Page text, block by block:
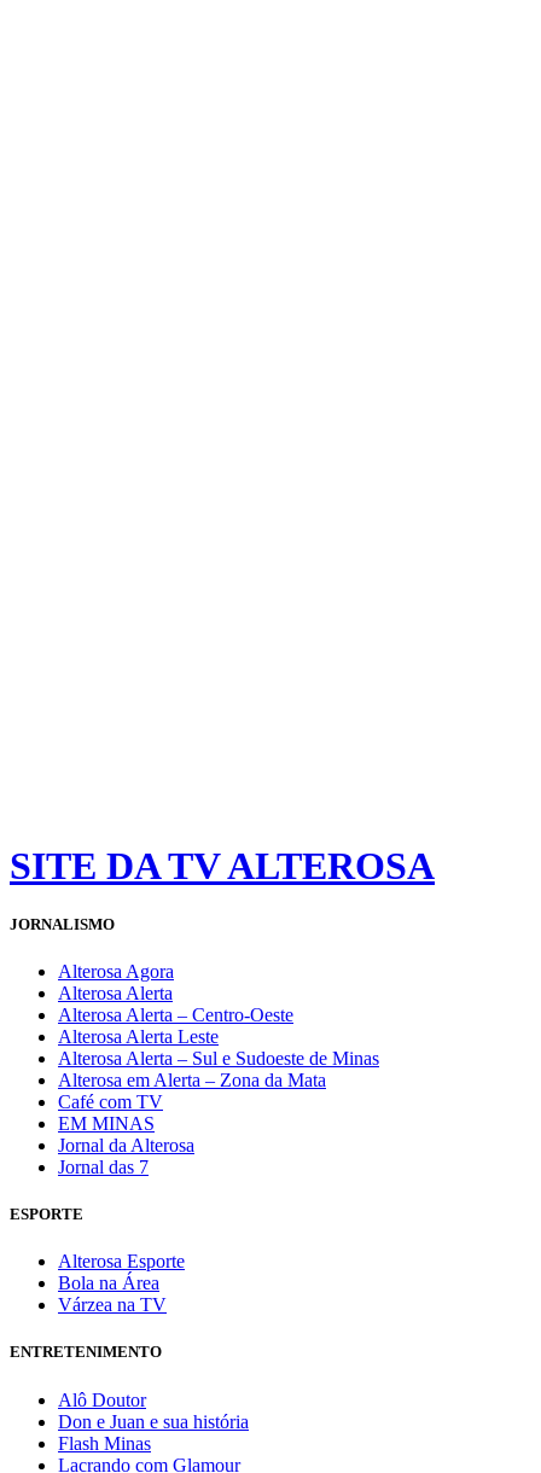
SITE DA TV ALTEROSA
JORNALISMO
Alterosa Agora
Alterosa Alerta
Alterosa Alerta – Centro-Oeste
Alterosa Alerta Leste
Alterosa Alerta – Sul e Sudoeste de Minas
Alterosa em Alerta – Zona da Mata
Café com TV
EM MINAS
Jornal da Alterosa
Jornal das 7
ESPORTE
Alterosa Esporte
Bola na Área
Várzea na TV
ENTRETENIMENTO
Alô Doutor
Don e Juan e sua história
Flash Minas
Lacrando com Glamour